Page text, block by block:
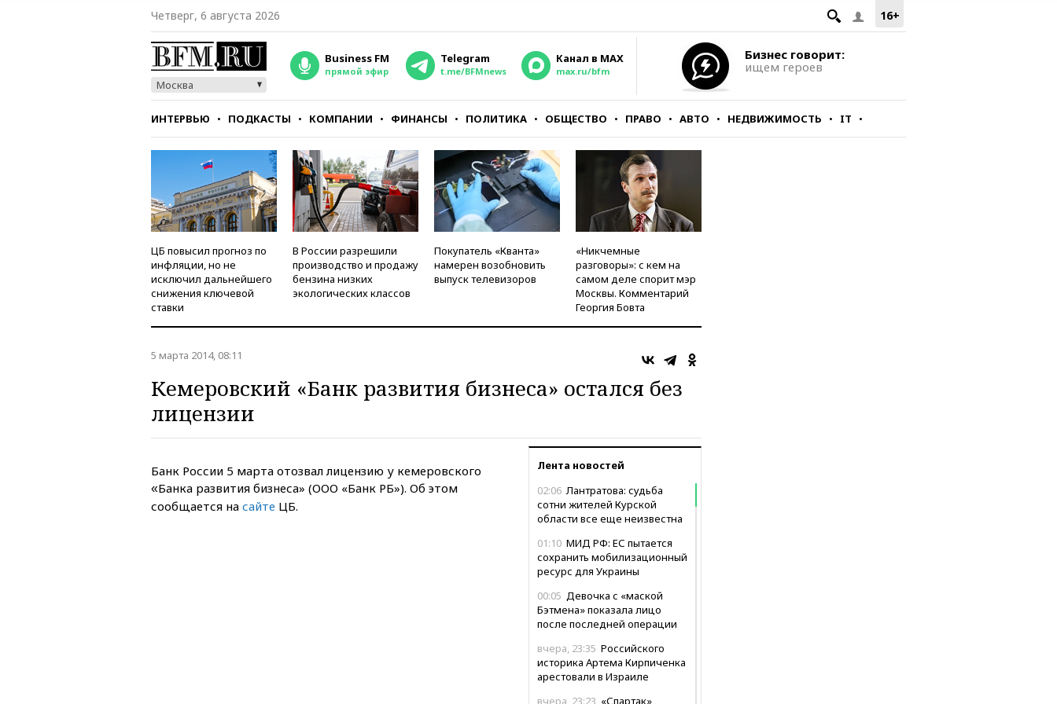
16+
Четверг, 6 августа 2026
Москва
Business FM
прямой эфир
Telegram
t.me/BFMnews
Канал в MAX
max.ru/bfm
Бизнес говорит:
ищем героев
ИНТЕРВЬЮ ПОДКАСТЫ КОМПАНИИ ФИНАНСЫ ПОЛИТИКА ОБЩЕСТВО ПРАВО АВТО НЕДВИЖИМОСТЬ IT
СТИЛЬ ТЕСТЫ
ЦБ повысил прогноз по
инфляции, но не
исключил дальнейшего
снижения ключевой
ставки
В России разрешили
производство и продажу
бензина низких
экологических классов
Покупатель «Кванта»
намерен возобновить
выпуск телевизоров
«Никчемные
разговоры»: с кем на
самом деле спорит мэр
Москвы. Комментарий
Георгия Бовта
5 марта 2014, 08:11
Кемеровский «Банк развития бизнеса» остался без
лицензии
Лента новостей
02:06 Лантратова: судьба
сотни жителей Курской
области все еще неизвестна
01:10 МИД РФ: ЕС пытается
сохранить мобилизационный
ресурс для Украины
00:05 Девочка с «маской
Бэтмена» показала лицо
после последней операции
вчера, 23:35 Российского
историка Артема Кирпиченка
арестовали в Израиле
вчера, 23:23 «Спартак»
Банк России 5 марта отозвал лицензию у кемеровского
«Банка развития бизнеса» (ООО «Банк РБ»). Об этом
сообщается на сайте ЦБ.